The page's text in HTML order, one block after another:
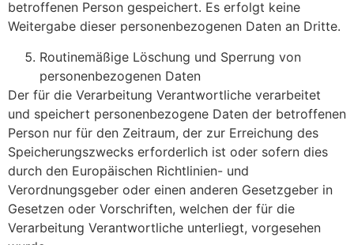
betroffenen Person gespeichert. Es erfolgt keine
Weitergabe dieser personenbezogenen Daten an Dritte.
Routinemäßige Löschung und Sperrung von
personenbezogenen Daten
Der für die Verarbeitung Verantwortliche verarbeitet
und speichert personenbezogene Daten der betroffenen
Person nur für den Zeitraum, der zur Erreichung des
Speicherungszwecks erforderlich ist oder sofern dies
durch den Europäischen Richtlinien- und
Verordnungsgeber oder einen anderen Gesetzgeber in
Gesetzen oder Vorschriften, welchen der für die
Verarbeitung Verantwortliche unterliegt, vorgesehen